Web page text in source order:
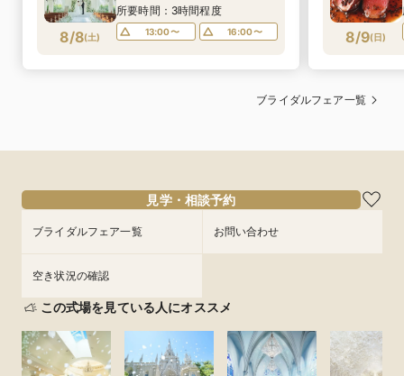
8/8(土)
所要時間：3時間程度
13:00〜 16:00〜 8/9(日)
ブライダルフェア一覧
見学・相談予約
ブライダルフェア一覧 お問い合わせ
空き状況の確認
この式場を見ている人にオススメ